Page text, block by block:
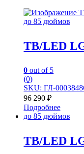
до 85 дюймов
TB/LED
0 out of 5
(0)
SKU: ГЛ-
96 290 ₽
Подробнее
до 85 дюймов
TB/LED